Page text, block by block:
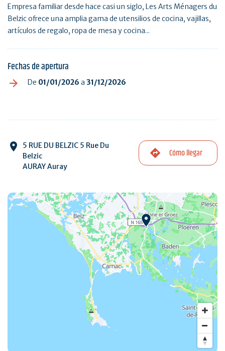
Empresa familiar desde hace casi un siglo, Les Arts Ménagers du
Belzic ofrece una amplia gama de utensilios de cocina, vajillas,
artículos de regalo, ropa de mesa y cocina...
Fechas de apertura
De 01/01/2026 a 31/12/2026
5 RUE DU BELZIC 5 Rue Du
Belzic
AURAY Auray
Cómo llegar